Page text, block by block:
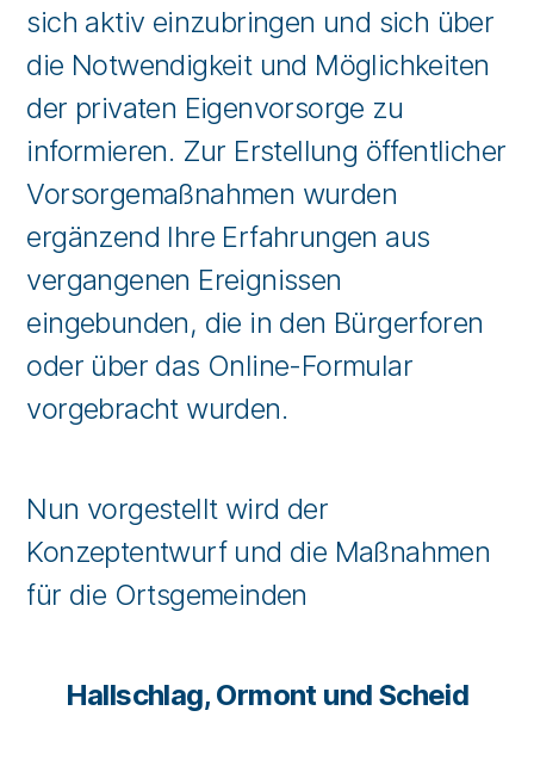
sich aktiv einzubringen und sich über
die Notwendigkeit und Möglichkeiten
der privaten Eigenvorsorge zu
informieren. Zur Erstellung öffentlicher
Vorsorgemaßnahmen wurden
ergänzend Ihre Erfahrungen aus
vergangenen Ereignissen
eingebunden, die in den Bürgerforen
oder über das Online-Formular
vorgebracht wurden.
Nun vorgestellt wird der
Konzeptentwurf und die Maßnahmen
für die Ortsgemeinden
Hallschlag, Ormont und Scheid